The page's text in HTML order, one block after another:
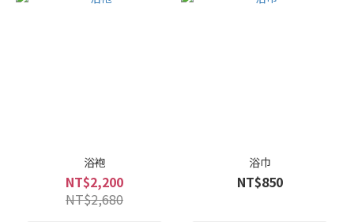
浴袍
NT$2,200
NT$2,680
浴巾
NT$850